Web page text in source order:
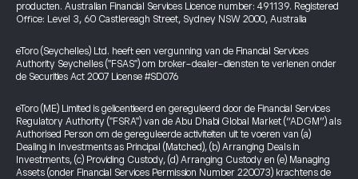
producten. Australian Financial Services Licence number: 491139. Registered
Office: Level 3, 60 Castlereagh Street, Sydney NSW 2000, Australia
eToro (Seychelles) Ltd. heeft een vergunning van de Financial Services
Authority Seychelles ("FSAS") om broker-dealer-diensten te verlenen onder
de Securities Act 2007 License #SD076
eToro (ME) Limited is gelicentieerd en gereguleerd door de Financial Services
Regulatory Authority ("FSRA") van de Abu Dhabi Global Market (“ADGM”) als
Authorised Person om de gereguleerde activiteiten uit te voeren van (a)
Dealing in Investments as Principal (Matched), (b) Arranging Deals in
Investments, (c) Providing Custody, (d) Arranging Custody en (e) Managing
Assets (onder Financial Services Permission Number 220073) krachtens de